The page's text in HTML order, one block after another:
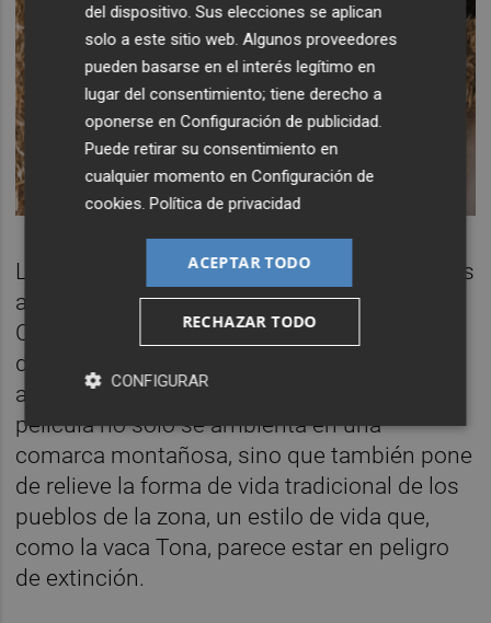
La elección de La Tinença de Benifassà y sus
alrededores para el rodaje no es casual.
Cristina Fernández y Miguel Llorens
destacan la importancia del paisaje y el
ambiente rural en la narrativa de
película no solo se ambienta en una
comarca montañosa, sino que también pone
de relieve la forma de vida tradicional de los
pueblos de la zona, un estilo de vida que,
como la vaca Tona, parece estar en peligro
de extinción.
del dispositivo. Sus elecciones se aplican
solo a este sitio web. Algunos proveedores
pueden basarse en el interés legítimo en
lugar del consentimiento; tiene derecho a
oponerse enConfiguración de publicidad
Puede retirar su consentimiento en
cualquier momento enConfiguración de
cookies .Política de privacidad
ACEPTAR TODO
RECHAZAR TODO
CONFIGURAR